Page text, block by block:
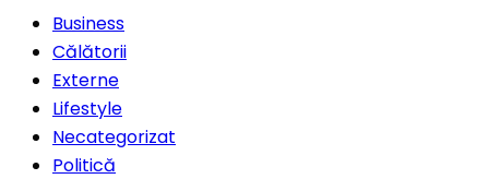
Business
Călătorii
Externe
Lifestyle
Necategorizat
Politică